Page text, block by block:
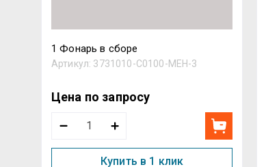
1 Фонарь в сборе
Артикул: 3731010-C0100-MEH-3
Цена по запросу
Купить в 1 клик